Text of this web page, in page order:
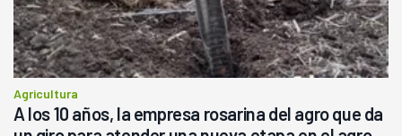
Agricultura
A los 10 años, la empresa rosarina del agro que da